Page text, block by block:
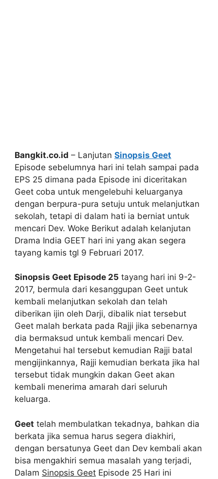
Bangkit.co.id – Lanjutan Sinopsis Geet
Episode sebelumnya hari ini telah sampai pada
EPS 25 dimana pada Episode ini diceritakan
Geet coba untuk mengelebuhi keluarganya
dengan berpura-pura setuju untuk melanjutkan
sekolah, tetapi di dalam hati ia berniat untuk
mencari Dev. Woke Berikut adalah kelanjutan
Drama India GEET hari ini yang akan segera
tayang kamis tgl 9 Februari 2017.
Sinopsis Geet Episode 25 tayang hari ini 9-2-
2017, bermula dari kesanggupan Geet untuk
kembali melanjutkan sekolah dan telah
diberikan ijin oleh Darji, dibalik niat tersebut
Geet malah berkata pada Rajji jika sebenarnya
dia bermaksud untuk kembali mencari Dev.
Mengetahui hal tersebut kemudian Rajji batal
mengijinkannya, Rajji kemudian berkata jika hal
tersebut tidak mungkin dakan Geet akan
kembali menerima amarah dari seluruh
keluarga.
Geet telah membulatkan tekadnya, bahkan dia
berkata jika semua harus segera diakhiri,
dengan bersatunya Geet dan Dev kembali akan
bisa mengakhiri semua masalah yang terjadi,
Dalam Sinopsis Geet Episode 25 Hari ini